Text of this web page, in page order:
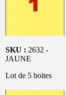
SKU : 2632 -
JAUNE
Lot de 5 boites